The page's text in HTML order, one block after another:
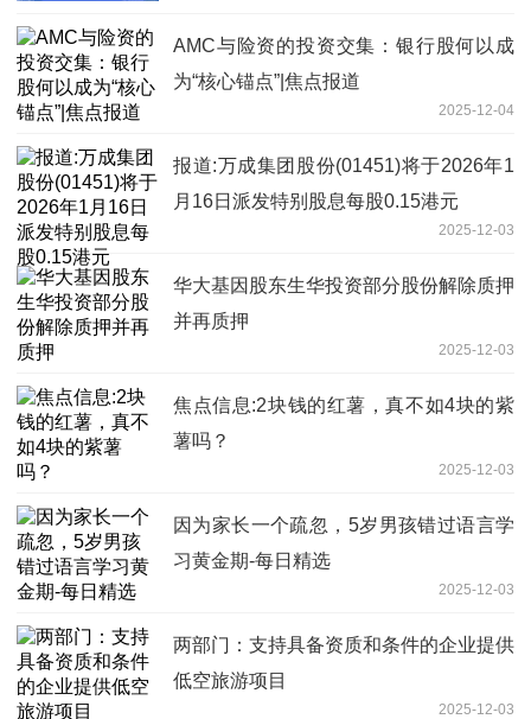
AMC与险资的投资交集：银行股何以成
为“核心锚点”|焦点报道
2025-12-04
报道:万成集团股份(01451)将于2026年1
月16日派发特别股息每股0.15港元
2025-12-03
华大基因股东生华投资部分股份解除质押
并再质押
2025-12-03
焦点信息:2块钱的红薯，真不如4块的紫
薯吗？
2025-12-03
因为家长一个疏忽，5岁男孩错过语言学
习黄金期-每日精选
2025-12-03
两部门：支持具备资质和条件的企业提供
低空旅游项目
2025-12-03